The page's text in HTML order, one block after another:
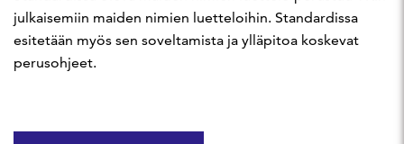
julkaisemiin maiden nimien luetteloihin. Standardissa
esitetään myös sen soveltamista ja ylläpitoa koskevat
perusohjeet.